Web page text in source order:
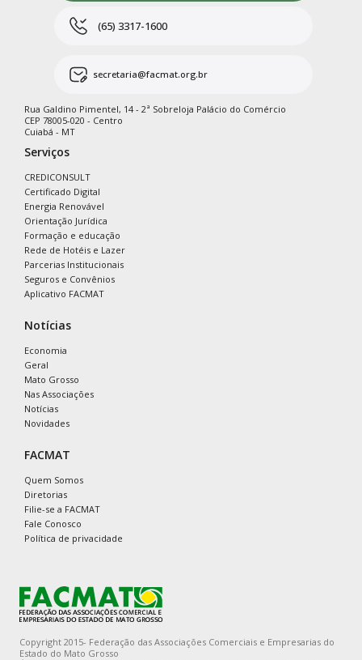
(65) 3317-1600
secretaria@facmat.org.br
Rua Galdino Pimentel, 14 - 2ª Sobreloja Palácio do Comércio
CEP 78005-020 - Centro
Cuiabá - MT
Serviços
CREDICONSULT
Certificado Digital
Energia Renovável
Orientação Jurídica
Formação e educação
Rede de Hotéis e Lazer
Parcerias Institucionais
Seguros e Convênios
Aplicativo FACMAT
Notícias
Economia
Geral
Mato Grosso
Nas Associações
Notícias
Novidades
FACMAT
Quem Somos
Diretorias
Filie-se a FACMAT
Fale Conosco
Política de privacidade
Copyright 2015- Federação das Associações Comerciais e Empresarias do
Estado do Mato Grosso